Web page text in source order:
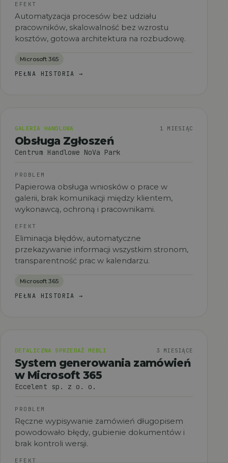
EFEKT
Automatyzacja procesów bez udziału
pracowników, skalowalność bez wzrostu
kosztów, gotowa architektura na rozbudowę.
Microsoft 365
PEŁNA HISTORIA→
GALERIA HANDLOWA 1 MIESIĄC
Obsługa Zgłoszeń
Centrum Handlowe NoVa Park
PROBLEM
Papierowa obsługa wniosków o prace w
galerii, brak komunikacji między klientem,
wykonawcą, ochroną i pracownikami.
EFEKT
Eliminacja błędów, automatyczne
przekazywanie informacji wszystkim stronom,
transparentność prac w kalendarzu.
Microsoft 365
PEŁNA HISTORIA→
DETALICZNA SPRZEDAŻ MEBLI 3 MIESIĄCE
System generowania zamówień
w Microsoft 365
Eccelent sp. z o. o.
PROBLEM
Ręczne wypisywanie zamówień długopisem
powodowało błędy, gubienie dokumentów i
brak kontroli wersji.
EFEKT